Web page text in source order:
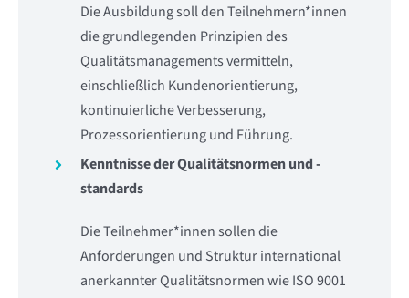
Die Ausbildung soll den Teilnehmern*innen
die grundlegenden Prinzipien des
Qualitätsmanagements vermitteln,
einschließlich Kundenorientierung,
kontinuierliche Verbesserung,
Prozessorientierung und Führung.
Kenntnisse der Qualitätsnormen und -
standards
Die Teilnehmer*innen sollen die
Anforderungen und Struktur international
anerkannter Qualitätsnormen wie ISO 9001